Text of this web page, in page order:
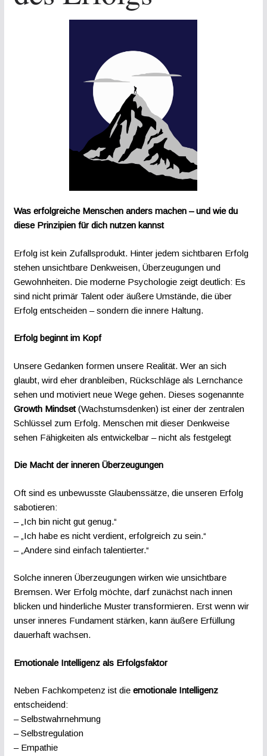
Was erfolgreiche Menschen anders machen – und wie du
diese Prinzipien für dich nutzen kannst
Erfolg ist kein Zufallsprodukt. Hinter jedem sichtbaren Erfolg
stehen unsichtbare Denkweisen, Überzeugungen und
Gewohnheiten. Die moderne Psychologie zeigt deutlich: Es
sind nicht primär Talent oder äußere Umstände, die über
Erfolg entscheiden – sondern die innere Haltung.
Erfolg beginnt im Kopf
Unsere Gedanken formen unsere Realität. Wer an sich
glaubt, wird eher dranbleiben, Rückschläge als Lernchance
sehen und motiviert neue Wege gehen. Dieses sogenannte
Growth Mindset(Wachstumsdenken) ist einer der zentralen
Schlüssel zum Erfolg. Menschen mit dieser Denkweise
sehen Fähigkeiten als entwickelbar – nicht als festgelegt
Die Macht der inneren Überzeugungen
Oft sind es unbewusste Glaubenssätze, die unseren Erfolg
sabotieren:
– „Ich bin nicht gut genug.“
– „Ich habe es nicht verdient, erfolgreich zu sein.“
– „Andere sind einfach talentierter.“
Solche inneren Überzeugungen wirken wie unsichtbare
Bremsen. Wer Erfolg möchte, darf zunächst nach innen
blicken und hinderliche Muster transformieren. Erst wenn wir
unser inneres Fundament stärken, kann äußere Erfüllung
dauerhaft wachsen.
Emotionale Intelligenz als Erfolgsfaktor
Neben Fachkompetenz ist die emotionale Intelligenz
entscheidend:
– Selbstwahrnehmung
– Selbstregulation
– Empathie